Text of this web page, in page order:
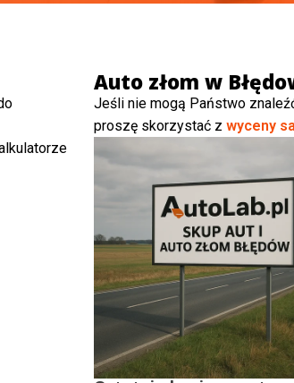
Auto złom w
Jeśli nie mogą Państwo
proszę skorzystać z wyceny